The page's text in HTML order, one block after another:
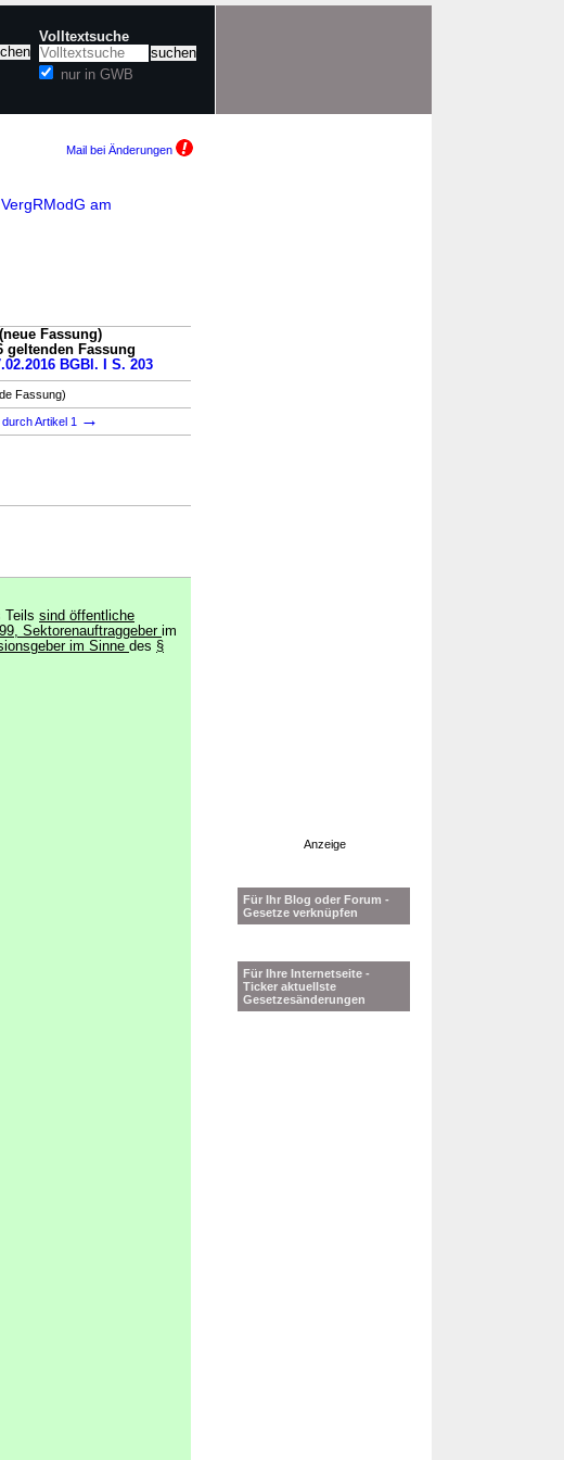
Volltextsuche
nur in GWB
Mail bei Änderungen
am
Fassung)
geltenden Fassung
BGBl. I S. 203
Fassung)
Artikel 1 →
Teils sind öffentliche
Sektorenauftraggeber im
im Sinne des §
Anzeige
Für Ihr Blog oder Forum -
Gesetze verknüpfen
Für Ihre Internetseite -
Ticker aktuellste
Gesetzesänderungen